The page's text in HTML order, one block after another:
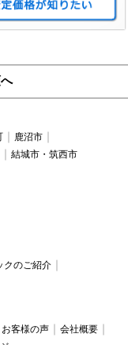
鹿沼市
結城市・筑西市
クのご紹介
お客様の声
会社概要